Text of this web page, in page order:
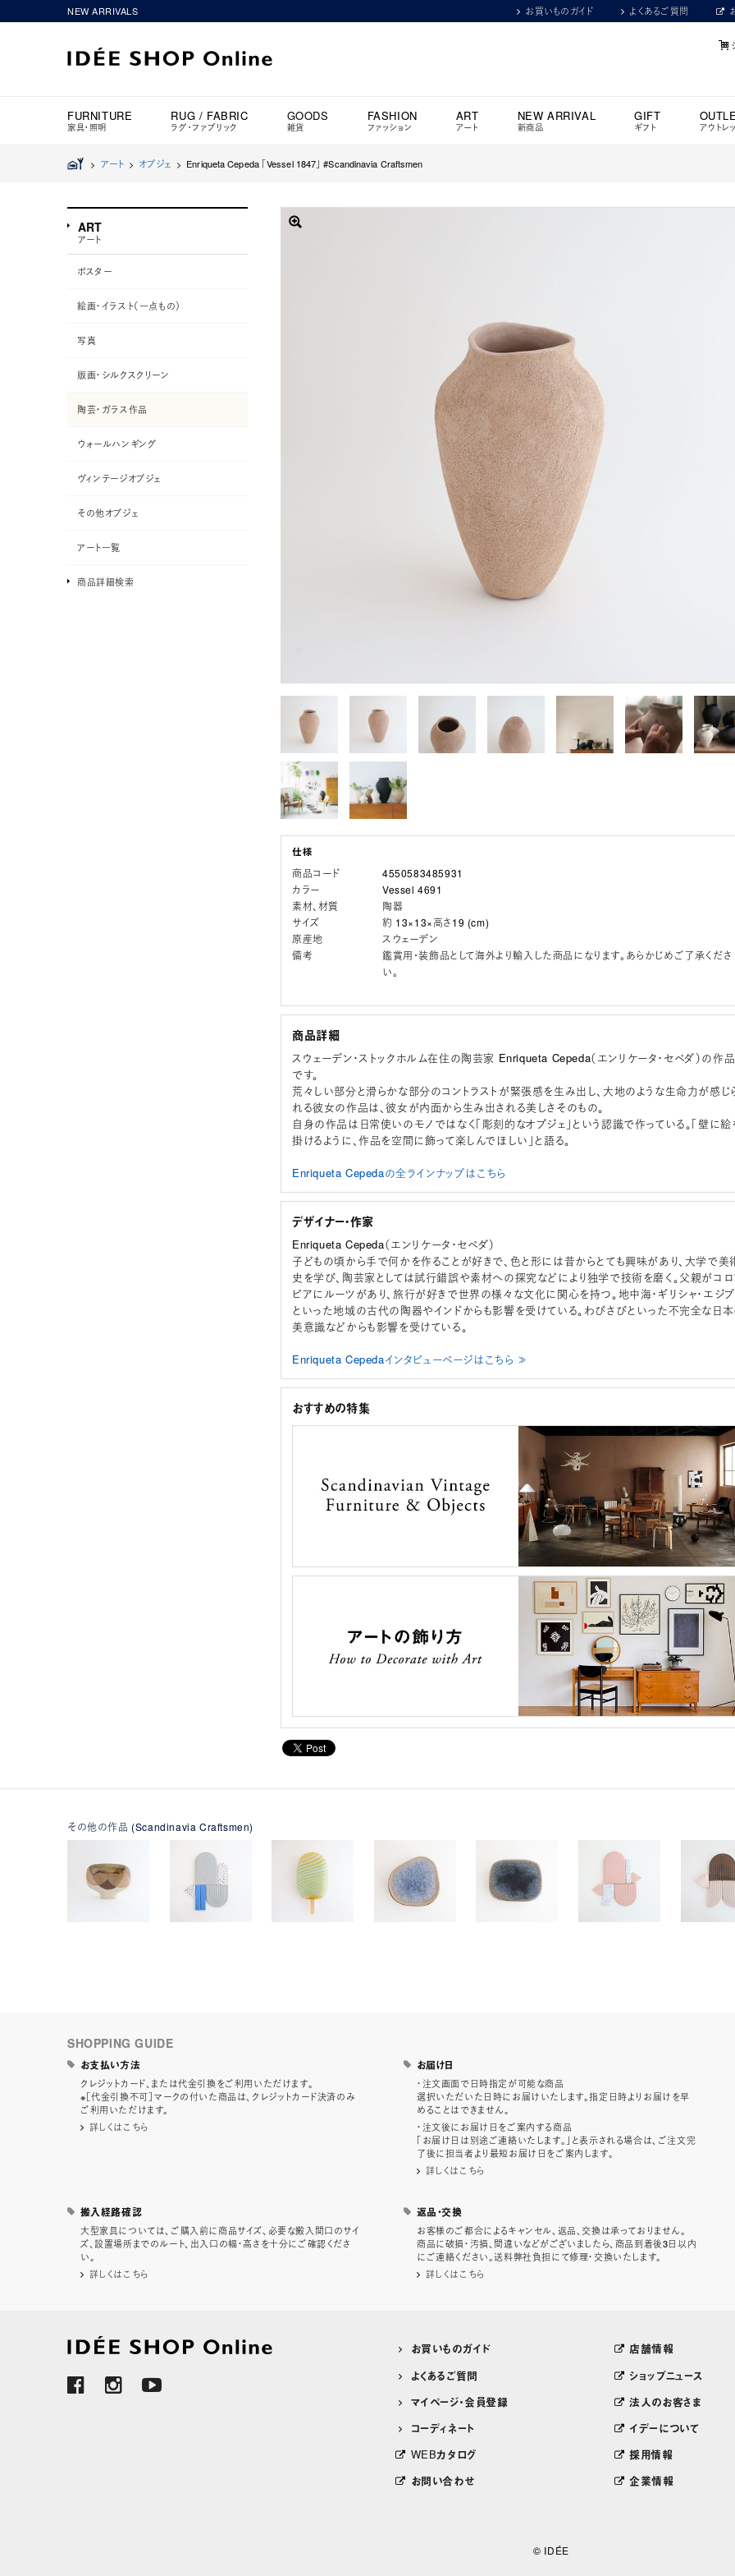
NEW ARRIVALS お買いものガイド よくあるご質問
FURNITURE
家具・照明
RUG / FABRIC
ラグ・ファブリック
GOODS
雑貨
FASHION
ファッション
ART
アート
NEW ARRIVAL
新商品
GIFT
ギフト アウトレ
> アート> オブジェ > Enriqueta Cepeda 「Vessel 1847」 #Scandinavia Craftsmen
商品コード
4550583485931
カラー
Vessel 4691
素材、材質
陶器
サイズ
約 13×13×高さ19 (cm)
原産地
スウェーデン
備考
鑑賞用・装飾品として海外より輸入した商品になります。あらかじめご了承くださ
い。
商品詳細
スウェーデン・ストックホルム在住の陶芸家 Enriqueta Cepeda（エンリケータ・セペダ）の作品
です。
荒々しい部分と滑らかな部分のコントラストが緊張感を生み出し、大地のような生命力が感じ
れる彼女の作品は、彼女が内面から生み出される美しさそのもの。
自身の作品は日常使いのモノではなく「彫刻的なオブジェ」という認識で作っている。「壁に絵
掛けるように、作品を空間に飾って楽しんでほしい」と語る。
Enriqueta Cepedaの全ラインナップはこちら
デザイナー・作家
Enriqueta Cepeda（エンリケータ・セペダ）
子どもの頃から手で何かを作ることが好きで、色と形には昔からとても興味があり、大学で美
史を学び、陶芸家としては試行錯誤や素材への探究などにより独学で技術を磨く。父親がコ
ビアにルーツがあり、旅行が好きで世界の様々な文化に関心を持つ。地中海・ギリシャ・エジ
といった地域の古代の陶器やインドからも影響を受けている。わびさびといった不完全な日
美意識などからも影響を受けている。
Enriqueta Cepedaインタビューページはこちら ≫
おすすめの特集
ART
アート
ポスター
絵画・イラスト（一点もの）
写真
版画・シルクスクリーン
陶芸・ガラス作品
ウォールハンギング
ヴィンテージオブジェ
その他オブジェ
アート一覧
商品詳細検索
その他の作品 (Scandinavia Craftsmen)
SHOPPING GUIDE
お支払い方法
クレジットカード、または代金引換をご利用いただけます。
※［代金引換不可］マークの付いた商品は、クレジットカード決済のみ
ご利用いただけます。
詳しくはこちら
お届け日
・注文画面で日時指定が可能な商品
選択いただいた日時にお届けいたします。指定日時よりお届けを早
めることはできません。
・注文後にお届け日をご案内する商品
「お届け日は別途ご連絡いたします。」と表示される場合は、ご注文完
了後に担当者より最短お届け日をご案内します。
詳しくはこちら
搬入経路確認
大型家具については、ご購入前に商品サイズ、必要な搬入間口のサイ
ズ、設置場所までのルート、出入口の幅・高さを十分にご確認くださ
い。
詳しくはこちら
返品・交換
お客様のご都合によるキャンセル、返品、交換は承っておりません。
商品に破損・汚損、間違いなどがございましたら、商品到着後3日以内
にご連絡ください。送料弊社負担にて修理・交換いたします。
詳しくはこちら
お買いものガイド
よくあるご質問
マイページ・会員登録
コーディネート
WEBカタログ
お問い合わせ
店舗情報
ショップニュース
法人のお客さま
イデーについて
採用情報
企業情報
© IDÉE